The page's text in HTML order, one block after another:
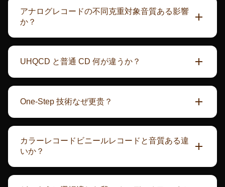
アナログレコードの不同克重対象音質ある影響
か？
重量は主にレコードの平坦度と耐久性に影響します。
180g以上のレコードはより厚く、変形しにくく、再生
ンドプレーヤーでより良いパフォーマンスが期待でき
ますが、音質は主にマスターテープの処理とプレス技
基づき適切な重量を選択することをお勧めします。
UHQCD と普通 CD 何が違うか？
UHQCD（Ultra High Quality CD）採用更精密の射出
成形技術、信号面更平滑光滑、减少た激光读取时の误
ップデート範囲とSN比方面も明らかに向け上。
UHQCD できるに普通 CD 机上播放、不要特殊設備。
One-Step 技術なぜ更贵？
伝統のビニールレコード制作必要を経て"マスターテー
プ→拉库→母模→圧模"多個工程、各工程も生じ信号损
失。One-Step 技術直接からマスターテープ書き込み
まで最终圧模、跳过中間工程、必要更高精度の設備と
カラーレコードビニールレコードと音質ある違
いか？
纯ビニールレコード使用炭黒追加、導電性と耐久性が